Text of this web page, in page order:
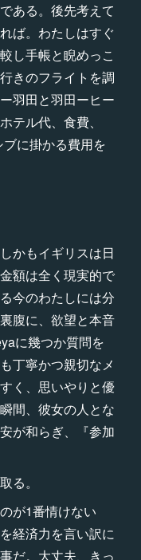
ある。後先考えて
ば。わたしはすぐ
し手帳と睨めっこ
きのフライトを調
羽田と羽田ーヒー
テル代、食費、
に掛かる費用を
かもイギリスは日
額は全く現実的で
今のわたしには分
腹に、欲望と本音
に幾つか質問を
丁寧かつ親切なメ
く、思いやりと優
間、彼女の人とな
が和らぎ、『参加
る。
が1番情けない
経済力を言い訳に
だ。大丈夫、きっ